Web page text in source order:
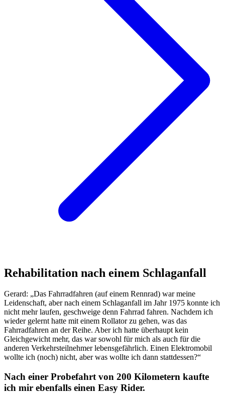
Rehabilitation nach einem Schlaganfall
Gerard: „Das Fahrradfahren (auf einem Rennrad) war meine
Leidenschaft, aber nach einem Schlaganfall im Jahr 1975 konnte ich
nicht mehr laufen, geschweige denn Fahrrad fahren. Nachdem ich
wieder gelernt hatte mit einem Rollator zu gehen, was das
Fahrradfahren an der Reihe. Aber ich hatte überhaupt kein
Gleichgewicht mehr, das war sowohl für mich als auch für die
anderen Verkehrsteilnehmer lebensgefährlich. Einen Elektromobil
wollte ich (noch) nicht, aber was wollte ich dann stattdessen?“
Nach einer Probefahrt von 200 Kilometern kaufte
ich mir ebenfalls einen Easy Rider.